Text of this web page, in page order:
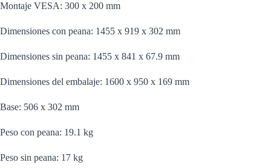
Montaje VESA: 300 x 200 mm
Dimensiones con peana: 1455 x 919 x 302 mm
Dimensiones sin peana: 1455 x 841 x 67.9 mm
Dimensiones del embalaje: 1600 x 950 x 169 mm
Base: 506 x 302 mm
Peso con peana: 19.1 kg
Peso sin peana: 17 kg